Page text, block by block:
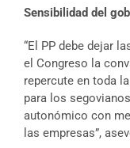
Sensibilidad del
“El PP debe dejar
el Congreso la
repercute en toda
para los
autonómico con
las empresas”,